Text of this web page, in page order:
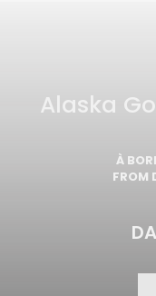
Alaska
À
FROM